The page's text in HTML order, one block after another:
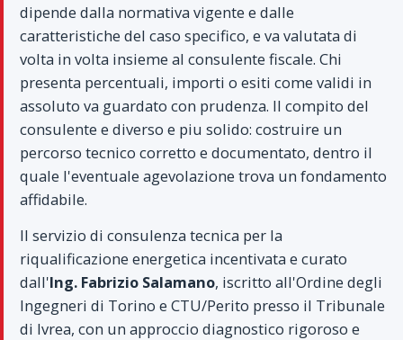
dipende dalla normativa vigente e dalle
caratteristiche del caso specifico, e va valutata di
volta in volta insieme al consulente fiscale. Chi
presenta percentuali, importi o esiti come validi in
assoluto va guardato con prudenza. Il compito del
consulente e diverso e piu solido: costruire un
percorso tecnico corretto e documentato, dentro il
quale l'eventuale agevolazione trova un fondamento
affidabile.
Il servizio di consulenza tecnica per la
riqualificazione energetica incentivata e curato
dall'Ing. Fabrizio Salamano, iscritto all'Ordine degli
Ingegneri di Torino e CTU/Perito presso il Tribunale
di Ivrea, con un approccio diagnostico rigoroso e